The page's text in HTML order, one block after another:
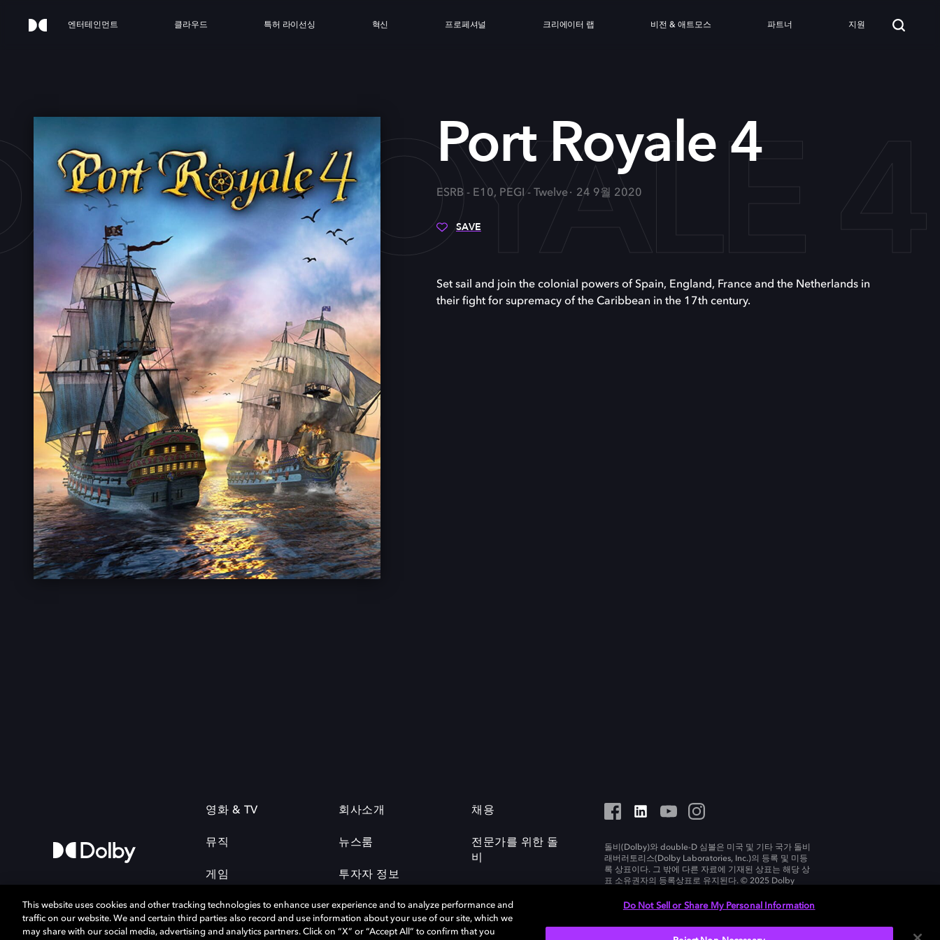
엔터테인먼트 클라우드 특허 라이선싱 혁신 프로페셔널 크리에이터 랩 비전 & 애트모스 파트너 지원
ROYALE 4
Port Royale 4
ESRB - E10, PEGI - Twelve 24 9월 2020
SAVE
Set sail and join the colonial powers of Spain, England, France and the Netherlands in
their fight for supremacy of the Caribbean in the 17th century.
영화 & TV
뮤직
게임
회사소개
뉴스룸
투자자 정보
채용
전문가를 위한 돌
비
돌비(Dolby)와 double-D 심볼은 미국 및 기타 국가 돌비
래버러토리스(Dolby Laboratories, Inc.)의 등록 및 미등
록 상표이다. 그 밖에 다른 자료에 기재된 상표는 해당 상
표 소유권자의 등록상표로 유지된다. © 2025 Dolby
This website uses cookies and other tracking technologies to enhance user experience and to analyze performance and
traffic on our website. We and certain third parties also record and use information about your use of our site, which we
may share with our social media, advertising and analytics partners. Click on “X” or “Accept All” to confirm that you
Do Not Sell or Share My Personal Information